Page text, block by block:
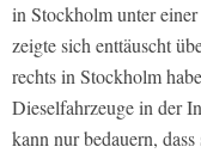
in Stockholm unter
zeigte sich enttäuscht
rechts in Stockholm
Dieselfahrzeuge in der
kann nur bedauern,